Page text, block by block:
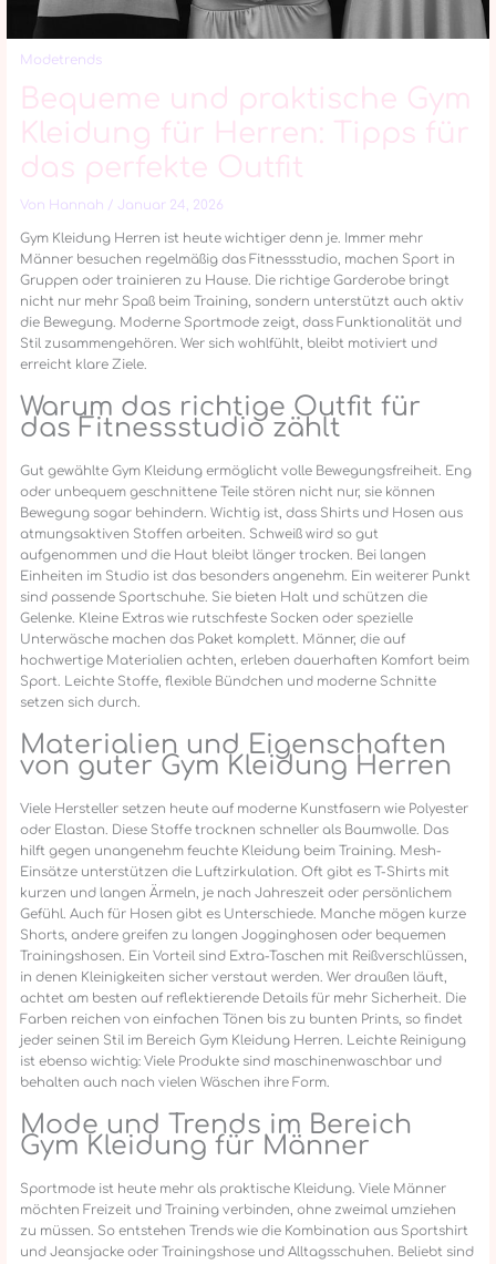
Modetrends
Bequeme und praktische Gym
Kleidung für Herren: Tipps für
das perfekte Outfit
Von Hannah / Januar 24, 2026
Gym Kleidung Herren ist heute wichtiger denn je. Immer mehr
Männer besuchen regelmäßig das Fitnessstudio, machen Sport in
Gruppen oder trainieren zu Hause. Die richtige Garderobe bringt
nicht nur mehr Spaß beim Training, sondern unterstützt auch aktiv
die Bewegung. Moderne Sportmode zeigt, dass Funktionalität und
Stil zusammengehören. Wer sich wohlfühlt, bleibt motiviert und
erreicht klare Ziele.
Warum das richtige Outfit für
das Fitnessstudio zählt
Gut gewählte Gym Kleidung ermöglicht volle Bewegungsfreiheit. Eng
oder unbequem geschnittene Teile stören nicht nur, sie können
Bewegung sogar behindern. Wichtig ist, dass Shirts und Hosen aus
atmungsaktiven Stoffen arbeiten. Schweiß wird so gut
aufgenommen und die Haut bleibt länger trocken. Bei langen
Einheiten im Studio ist das besonders angenehm. Ein weiterer Punkt
sind passende Sportschuhe. Sie bieten Halt und schützen die
Gelenke. Kleine Extras wie rutschfeste Socken oder spezielle
Unterwäsche machen das Paket komplett. Männer, die auf
hochwertige Materialien achten, erleben dauerhaften Komfort beim
Sport. Leichte Stoffe, flexible Bündchen und moderne Schnitte
setzen sich durch.
Materialien und Eigenschaften
von guter Gym Kleidung Herren
Viele Hersteller setzen heute auf moderne Kunstfasern wie Polyester
oder Elastan. Diese Stoffe trocknen schneller als Baumwolle. Das
hilft gegen unangenehm feuchte Kleidung beim Training. Mesh-
Einsätze unterstützen die Luftzirkulation. Oft gibt es T-Shirts mit
kurzen und langen Ärmeln, je nach Jahreszeit oder persönlichem
Gefühl. Auch für Hosen gibt es Unterschiede. Manche mögen kurze
Shorts, andere greifen zu langen Jogginghosen oder bequemen
Trainingshosen. Ein Vorteil sind Extra-Taschen mit Reißverschlüssen,
in denen Kleinigkeiten sicher verstaut werden. Wer draußen läuft,
achtet am besten auf reflektierende Details für mehr Sicherheit. Die
Farben reichen von einfachen Tönen bis zu bunten Prints, so findet
jeder seinen Stil im Bereich Gym Kleidung Herren. Leichte Reinigung
ist ebenso wichtig: Viele Produkte sind maschinenwaschbar und
behalten auch nach vielen Wäschen ihre Form.
Mode und Trends im Bereich
Gym Kleidung für Männer
Sportmode ist heute mehr als praktische Kleidung. Viele Männer
möchten Freizeit und Training verbinden, ohne zweimal umziehen
zu müssen. So entstehen Trends wie die Kombination aus Sportshirt
und Jeansjacke oder Trainingshose und Alltagsschuhen. Beliebt sind